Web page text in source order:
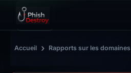
Accueil › Rapports sur les domaines